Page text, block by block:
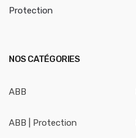
Protection
NOS CATÉGORIES
ABB
ABB | Protection